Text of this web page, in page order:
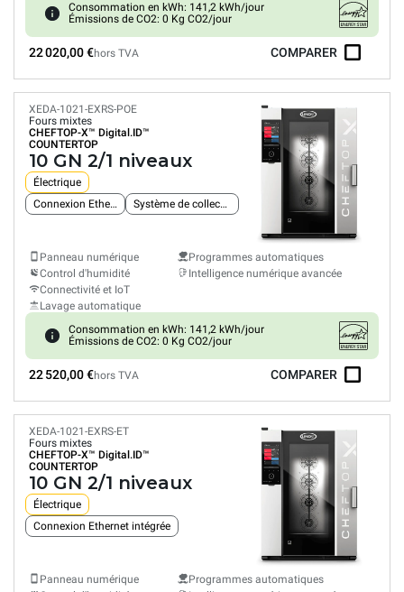
Consommation en kWh: 141,2 kWh/jour
Émissions de CO2: 0 Kg CO2/jour
22 020,00 €hors TVA COMPARER
XEDA-1021-EXRS-POE
Fours mixtes
CHEFTOP-X™ Digital.ID™
COUNTERTOP
10 GN 2/1 niveaux
Électrique
Connexion Ethernet intégrée
Système de collecte des graisses
Panneau numérique
Control d'humidité
Connectivité et IoT
Lavage automatique
Programmes automatiques
Intelligence numérique avancée
Consommation en kWh: 141,2 kWh/jour
Émissions de CO2: 0 Kg CO2/jour
22 520,00 €hors TVA COMPARER
XEDA-1021-EXRS-ET
Fours mixtes
CHEFTOP-X™ Digital.ID™
COUNTERTOP
10 GN 2/1 niveaux
Électrique
Connexion Ethernet intégrée
Panneau numérique
Programmes automatiques